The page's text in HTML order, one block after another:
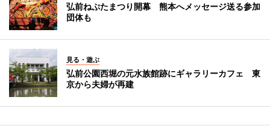
弘前ねぷたまつり開幕 熊本へメッセージ送る参加
団体も
見る・遊ぶ
弘前公園西堀の元水族館跡にギャラリーカフェ 東
京から夫婦が再建